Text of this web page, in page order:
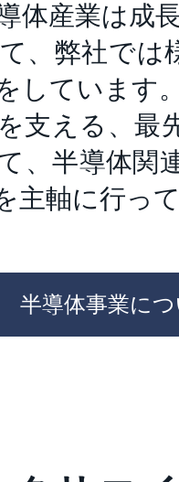
体産業は成
、弊社では
しています
支える、最
、半導体関
主軸に行っ
半導体事業に